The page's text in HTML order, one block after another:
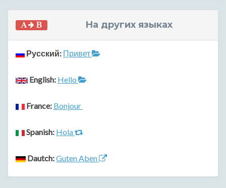
На других языках
Русский: Привет
English: Hello
France: Bonjour
Spanish: Hola
Dautch:Guten Aben